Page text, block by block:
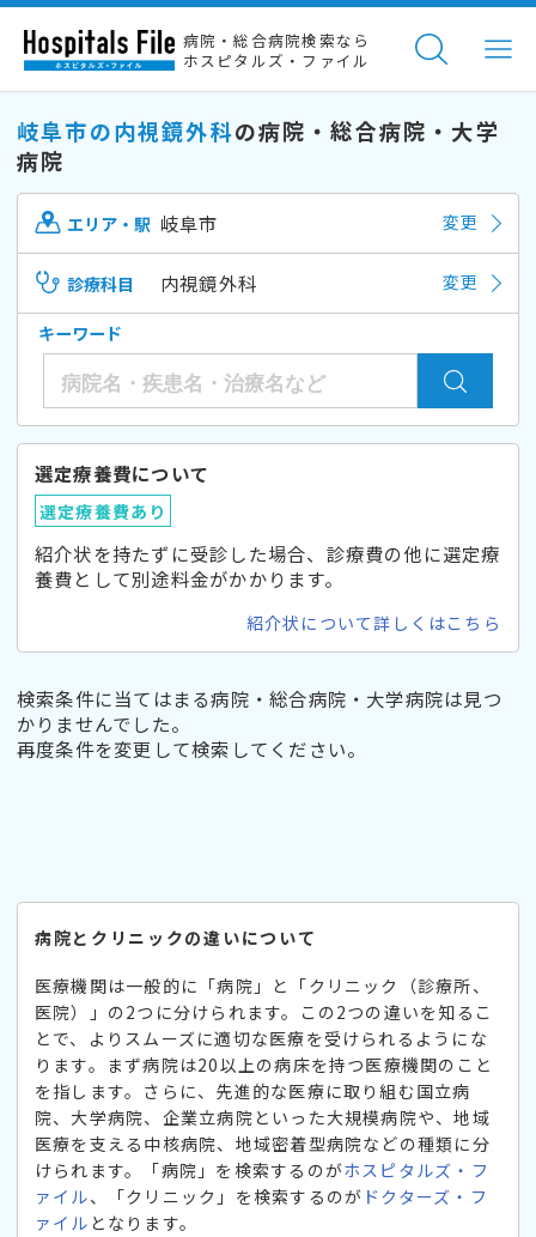
病院・総合病院検索なら
ホスピタルズ・ファイル
岐阜市の内視鏡外科の病院・総合病院・大学
病院
エリア・駅 岐阜市 変更
診療科目 内視鏡外科 変更
キーワード
選定療養費について
選定療養費あり
紹介状を持たずに受診した場合、診療費の他に選定療
養費として別途料金がかかります。
紹介状について詳しくはこちら
検索条件に当てはまる病院・総合病院・大学病院は見つ
かりませんでした。
再度条件を変更して検索してください。
病院とクリニックの違いについて
医療機関は一般的に「病院」と「クリニック（診療所、
医院）」の2つに分けられます。この2つの違いを知るこ
とで、よりスムーズに適切な医療を受けられるようにな
ります。まず病院は20以上の病床を持つ医療機関のこと
を指します。さらに、先進的な医療に取り組む国立病
院、大学病院、企業立病院といった大規模病院や、地域
医療を支える中核病院、地域密着型病院などの種類に分
けられます。「病院」を検索するのがホスピタルズ・フ
ァイル、「クリニック」を検索するのが ドクターズ・フ
ァイル となります。